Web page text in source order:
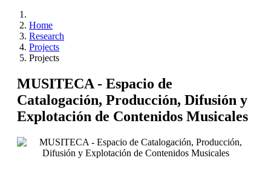
Home
Research
Projects
Projects
MUSITECA - Espacio de
Catalogación, Producción, Difusión y
Explotación de Contenidos Musicales